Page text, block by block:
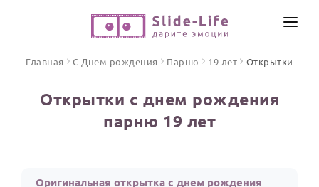
ИНСТРУМЕНТЫ
Главная С Днем рождения Парню 19 лет Открытки
Открытки с днем рождения
парню 19 лет
Оригинальная открытка с днем рождения